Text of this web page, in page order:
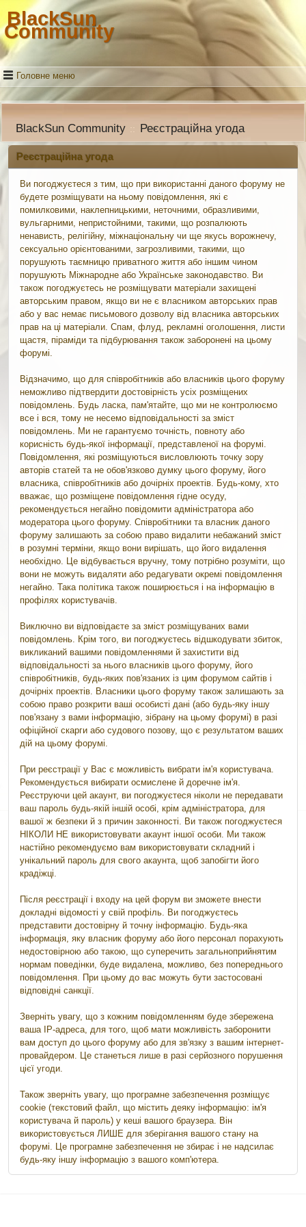
BlackSun
Community
Головне меню
BlackSun Community :: Реєстраційна угода
Реєстраційна угода
Ви погоджуєтеся з тим, що при використанні даного форуму не
будете розміщувати на ньому повідомлення, які є
помилковими, наклепницькими, неточними, образливими,
вульгарними, непристойними, такими, що розпалюють
ненависть, релігійну, міжнаціональну чи ще якусь ворожнечу,
сексуально орієнтованими, загрозливими, такими, що
порушують таємницю приватного життя або іншим чином
порушують Міжнародне або Українське законодавство. Ви
також погоджуєтесь не розміщувати матеріали захищені
авторським правом, якщо ви не є власником авторських прав
або у вас немає письмового дозволу від власника авторських
прав на ці матеріали. Спам, флуд, рекламні оголошення, листи
щастя, піраміди та підбурювання також заборонені на цьому
форумі.
Відзначимо, що для співробітників або власників цього форуму
неможливо підтвердити достовірність усіх розміщених
повідомлень. Будь ласка, пам'ятайте, що ми не контролюємо
все і вся, тому не несемо відповідальності за зміст
повідомлень. Ми не гарантуємо точність, повноту або
корисність будь-якої інформації, представленої на форумі.
Повідомлення, які розміщуються висловлюють точку зору
авторів статей та не обов'язково думку цього форуму, його
власника, співробітників або дочірніх проектів. Будь-кому, хто
вважає, що розміщене повідомлення гідне осуду,
рекомендується негайно повідомити адміністратора або
модератора цього форуму. Співробітники та власник даного
форуму залишають за собою право видалити небажаний зміст
в розумні терміни, якщо вони вирішать, що його видалення
необхідно. Це відбувається вручну, тому потрібно розуміти, що
вони не можуть видаляти або редагувати окремі повідомлення
негайно. Така політика також поширюється і на інформацію в
профілях користувачів.
Виключно ви відповідаєте за зміст розміщуваних вами
повідомлень. Крім того, ви погоджуєтесь відшкодувати збиток,
викликаний вашими повідомленнями й захистити від
відповідальності за нього власників цього форуму, його
співробітників, будь-яких пов'язаних із цим форумом сайтів і
дочірніх проектів. Власники цього форуму також залишають за
собою право розкрити ваші особисті дані (або будь-яку іншу
пов'язану з вами інформацію, зібрану на цьому форумі) в разі
офіційної скарги або судового позову, що є результатом ваших
дій на цьому форумі.
При реєстрації у Вас є можливість вибрати ім'я користувача.
Рекомендується вибирати осмислене й доречне ім'я.
Реєструючи цей акаунт, ви погоджуєтеся ніколи не передавати
ваш пароль будь-якій іншій особі, крім адміністратора, для
вашої ж безпеки й з причин законності. Ви також погоджуєтеся
НІКОЛИ НЕ використовувати акаунт іншої особи. Ми також
настійно рекомендуємо вам використовувати складний і
унікальний пароль для свого акаунта, щоб запобігти його
крадіжці.
Після реєстрації і входу на цей форум ви зможете внести
докладні відомості у свій профіль. Ви погоджуєтесь
представити достовірну й точну інформацію. Будь-яка
інформація, яку власник форуму або його персонал порахують
недостовірною або такою, що суперечить загальноприйнятим
нормам поведінки, буде видалена, можливо, без попереднього
повідомлення. При цьому до вас можуть бути застосовані
відповідні санкції.
Зверніть увагу, що з кожним повідомленням буде збережена
ваша IP-адреса, для того, щоб мати можливість заборонити
вам доступ до цього форуму або для зв'язку з вашим інтернет-
провайдером. Це станеться лише в разі серйозного порушення
цієї угоди.
Також зверніть увагу, що програмне забезпечення розміщує
cookie (текстовий файл, що містить деяку інформацію: ім'я
користувача й пароль) у кеші вашого браузера. Він
використовується ЛИШЕ для зберігання вашого стану на
форумі. Це програмне забезпечення не збирає і не надсилає
будь-яку іншу інформацію з вашого комп'ютера.